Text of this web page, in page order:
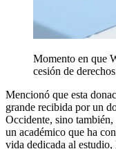
Momento en que
cesión de
Mencionó que esta
grande recibida por un
Occidente, sino
un académico que ha
vida dedicada al